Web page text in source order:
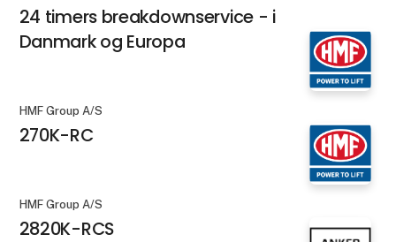
24 timers breakdownservice - i
Danmark og Europa
HMF Group A/S
270K-RC
HMF Group A/S
2820K-RCS